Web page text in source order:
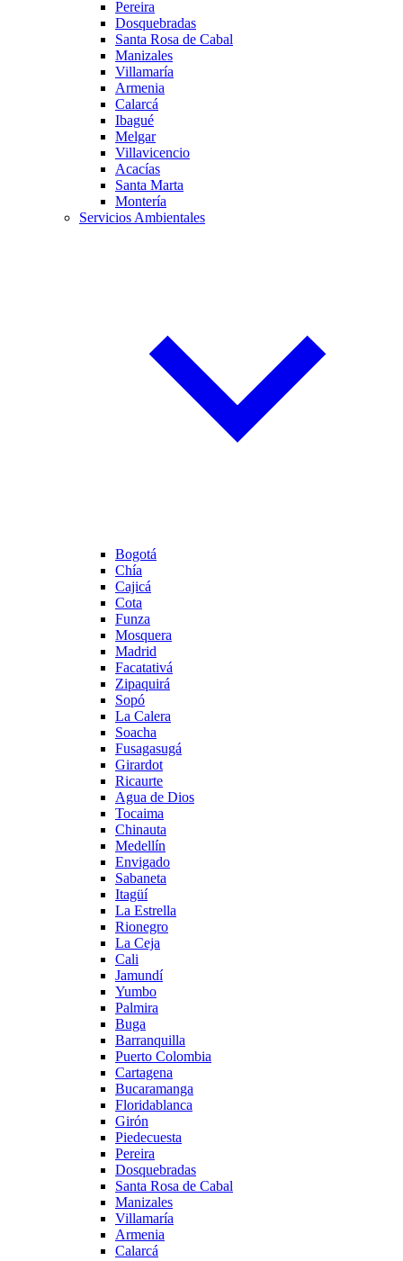
Pereira
Dosquebradas
Santa Rosa de Cabal
Manizales
Villamaría
Armenia
Calarcá
Ibagué
Melgar
Villavicencio
Acacías
Santa Marta
Montería
Servicios Ambientales
Bogotá
Chía
Cajicá
Cota
Funza
Mosquera
Madrid
Facatativá
Zipaquirá
Sopó
La Calera
Soacha
Fusagasugá
Girardot
Ricaurte
Agua de Dios
Tocaima
Chinauta
Medellín
Envigado
Sabaneta
Itagüí
La Estrella
Rionegro
La Ceja
Cali
Jamundí
Yumbo
Palmira
Buga
Barranquilla
Puerto Colombia
Cartagena
Bucaramanga
Floridablanca
Girón
Piedecuesta
Pereira
Dosquebradas
Santa Rosa de Cabal
Manizales
Villamaría
Armenia
Calarcá